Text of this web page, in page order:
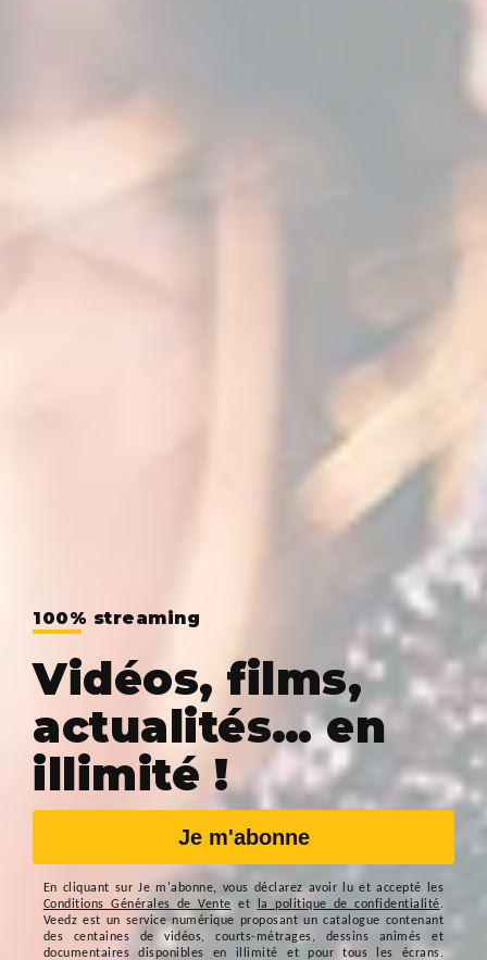
100% streaming
Vidéos, films,
actualités… en
illimité !
Je m'abonne
En cliquant surJe m'abonne, vous déclarez avoir lu et accepté les
Conditions Générales de Vente et la politique de confidentialité.
Veedz est un service numérique proposant un catalogue contenant
des centaines de vidéos, courts-métrages, dessins animés et
documentaires disponibles en illimité et pour tous les écrans.